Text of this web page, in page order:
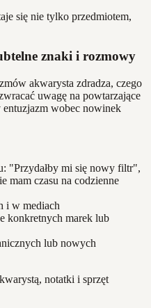
się nie tylko przedmiotem,
znaki i rozmowy
akwarysta zdradza, czego
uwagę na powtarzające
entuzjazm wobec nowinek
"Przydałby mi się nowy filtr",
mam czasu na codzienne
i w mediach
konkretnych marek lub
lub nowych